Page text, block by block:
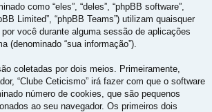
como “eles”, “deles”, “phpBB software”,
Limited”, “phpBB Teams”) utilizam quaisquer
você durante alguma sessão de aplicações
(denominado “sua informação”).
coletadas por dois meios. Primeiramente,
“Clube Ceticismo” irá fazer com que o software
número de cookies, que são pequenos
ao seu navegador. Os primeiros dois